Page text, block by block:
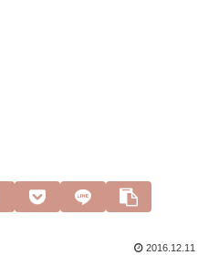
2016.12.11